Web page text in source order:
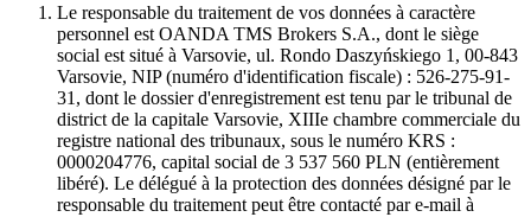
Le responsable du traitement de vos données à caractère
personnel est OANDA TMS Brokers S.A., dont le siège
social est situé à Varsovie, ul. Rondo Daszyńskiego 1, 00-843
Varsovie, NIP (numéro d'identification fiscale) : 526-275-91-
31, dont le dossier d'enregistrement est tenu par le tribunal de
district de la capitale Varsovie, XIIIe chambre commerciale du
registre national des tribunaux, sous le numéro KRS :
0000204776, capital social de 3 537 560 PLN (entièrement
libéré). Le délégué à la protection des données désigné par le
responsable du traitement peut être contacté par e-mail à